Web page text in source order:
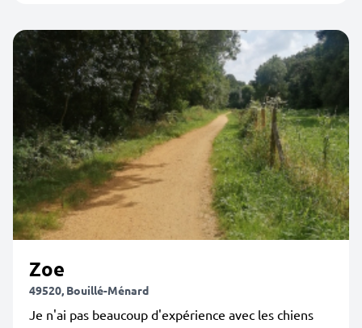
Zoe
49520, Bouillé-Ménard
Je n'ai pas beaucoup d'expérience avec les chiens